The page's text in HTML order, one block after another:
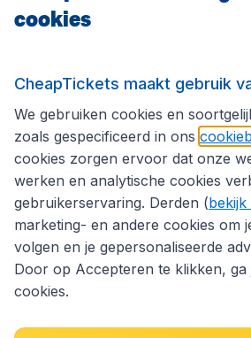
Volg CheapTickets.be
cookies
CheapTickets maakt gebruik
We gebruiken cookies en
zoals gespecificeerd in ons
cookies zorgen ervoor dat onze
werken en analytische cookies
gebruikerservaring. Derden (bekijk
marketing- en andere cookies om
volgen en je gepersonaliseerde
Door op Accepteren te klikken, ga
cookies.